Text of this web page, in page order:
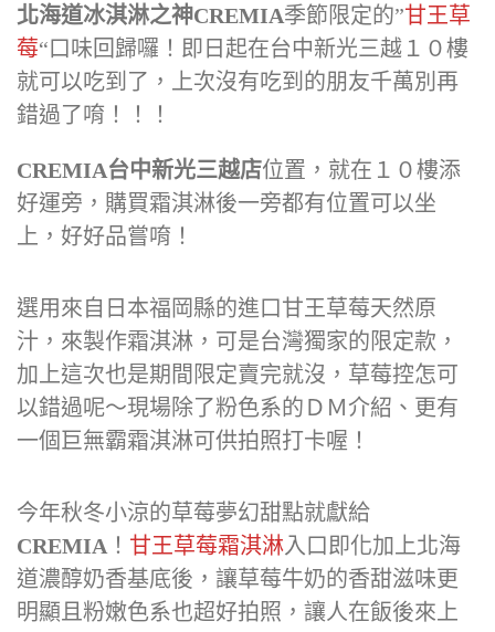
北海道冰淇淋之神CREMIA季節限定的”甘王草
莓“口味回歸囉！即日起在台中新光三越１０樓
就可以吃到了，上次沒有吃到的朋友千萬別再
錯過了唷！！！
CREMIA台中新光三越店位置，就在１０樓添
好運旁，購買霜淇淋後一旁都有位置可以坐
上，好好品嘗唷！
選用來自日本福岡縣的進口甘王草莓天然原
汁，來製作霜淇淋，可是台灣獨家的限定款，
加上這次也是期間限定賣完就沒，草莓控怎可
以錯過呢～現場除了粉色系的ＤＭ介紹、更有
一個巨無霸霜淇淋可供拍照打卡喔！
今年秋冬小涼的草莓夢幻甜點就獻給
CREMIA ！ 甘王草莓霜淇淋入口即化加上北海
道濃醇奶香基底後，讓草莓牛奶的香甜滋味更
明顯且粉嫩色系也超好拍照，讓人在飯後來上